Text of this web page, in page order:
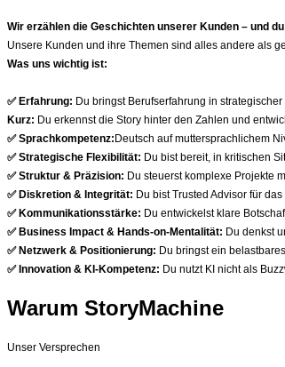
Wir erzählen die Geschichten unserer Kunden – und
Unsere Kunden und ihre Themen sind alles andere als
Was uns wichtig ist:
✅ Erfahrung: Du bringst Berufserfahrung in
Kurz: Du erkennst die Story hinter den Zahlen und
✅Sprachkompetenz: Deutsch auf muttersprachlichem
✅Strategische Flexibilität: Du bist bereit, in kritischen
✅Struktur & Präzision: Du steuerst komplexe Projekte
✅ Diskretion & Integrität: Du bist Trusted Advisor für
✅ Kommunikationsstärke: Du entwickelst klare
✅ Business Impact & Hands-on-Mentalität: Du denkst
✅ Netzwerk & Positionierung: Du bringst ein
✅ Innovation & KI-Kompetenz: Du nutzt KI nicht als
Warum StoryMachine
Unser Versprechen